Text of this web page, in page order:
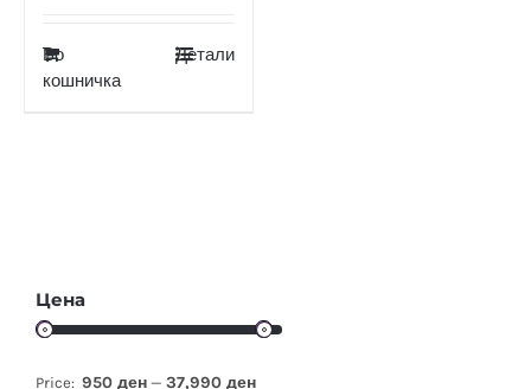
Во
кошничка
Детали
Цена
Price: 950 ден — 37,990 ден